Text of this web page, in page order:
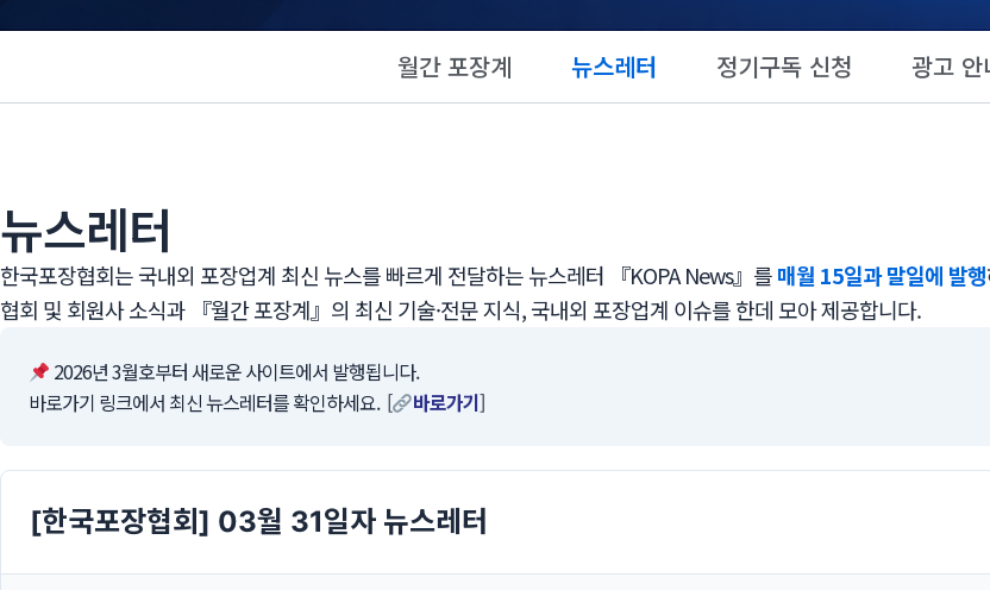
월간 포장계 뉴스레터 정기구독 신청 광고 안
뉴스레터
한국포장협회는 국내외 포장업계 최신 뉴스를 빠르게 전달하는 뉴스레터 『KOPA News』를매월 15일과 말일에 발행
협회 및 회원사 소식과 『월간 포장계』의 최신 기술·전문 지식, 국내외 포장업계 이슈를 한데 모아 제공합니다.
2026년 3월호부터 새로운 사이트에서 발행됩니다.
바로가기 링크에서 최신 뉴스레터를 확인하세요. [
바로가기]
[한국포장협회] 03월 31일자 뉴스레터